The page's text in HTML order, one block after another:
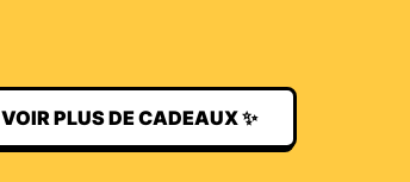
VOIR PLUS DE CADEAUX ✨